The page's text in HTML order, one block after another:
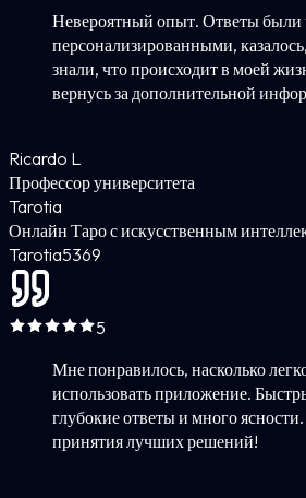
Невероятный опыт. Ответы были
персонализированными,
знали, что происходит в моей
вернусь за дополнительной
Ricardo L
Профессор университета
Tarotia
Онлайн Таро с искусственным
Tarotia5369
5
Мне понравилось, насколько
использовать приложение.
глубокие ответы и много
принятия лучших решений!